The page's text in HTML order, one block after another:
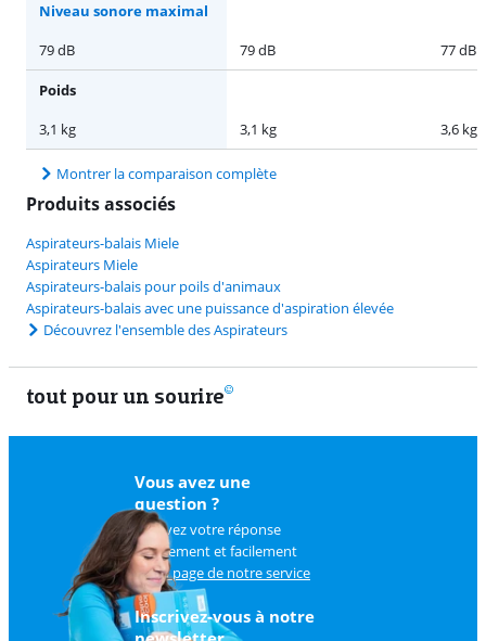
Niveau sonore maximal
79 dB
79 dB 77 dB
Poids
3,1 kg
3,1 kg 3,6 kg
Montrer la comparaison complète
Produits associés
Aspirateurs-balais Miele
Aspirateurs Miele
Aspirateurs-balais pour poils d'animaux
Aspirateurs-balais avec une puissance d'aspiration élevée
Découvrez l'ensemble des Aspirateurs
tout pour un sourire
Vous avez une
question ?
Trouvez votre réponse
rapidement et facilement
surla page de notre service
client.
Inscrivez-vous à notre